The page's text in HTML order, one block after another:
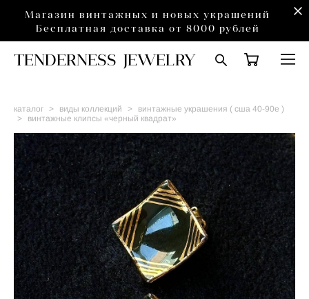
Магазин винтажных и новых украшений
Бесплатная доставка от 8000 рублей
TENDERNESS JEWELRY
каталог > виды коллекций >
винтажные украшения ( сша 40-90е )
>
винтажные клипсы «черный квадрат»